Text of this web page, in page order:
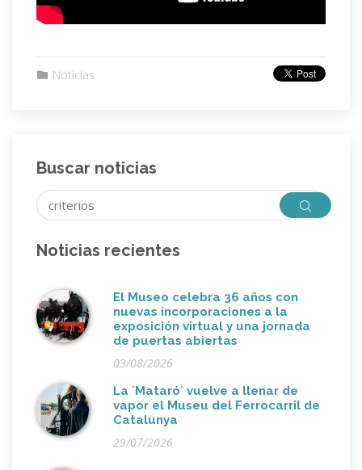
Notícias
Buscar noticias
Noticias recientes
El Museo celebra 36 años con
nuevas incorporaciones a la
exposición virtual y una jornada
de puertas abiertas
03/08/2026
La ´Mataró´ vuelve a llenar de
vapor el Museu del Ferrocarril de
Catalunya
29/07/2026